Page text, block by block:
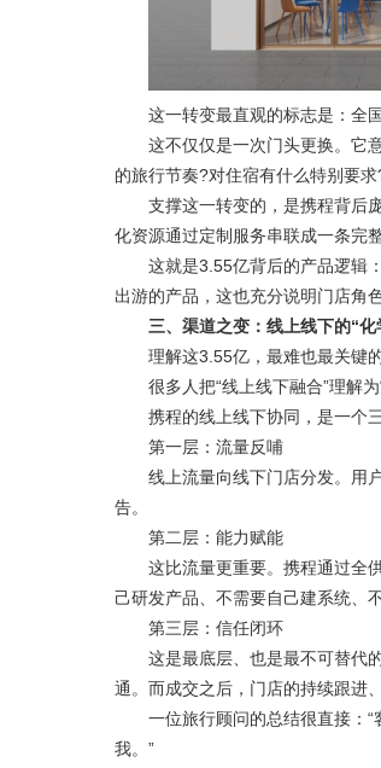
这一转变最直观的标志是：全国
这不仅仅是一次门头更换。它意
的旅行节奏?对住宿有什么特别要
支撑这一转变的，是携程背后庞
化资源通过定制服务串联成一条完
这就是3.55亿背后的产品逻辑：
出游的产品，这也充分说明门店角
三、渠道之变：线上线下的“化
理解这3.55亿，最难也最关键的
很多人把“线上线下融合”理解为
携程的线上线下协同，是一个三
第一层：流量反哺
线上流量向线下门店分发。用户
告。
第二层：能力赋能
这比流量更重要。携程通过全供
己研发产品、不需要自己建系统、
第三层：信任闭环
这是最底层、也是最不可替代的
通。而成交之后，门店的持续跟进
一位旅行顾问的总结很直接：“
我。”